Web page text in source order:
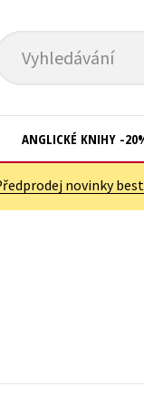
Vyhledávání
ANGLICKÉ KNIHY -
novinky